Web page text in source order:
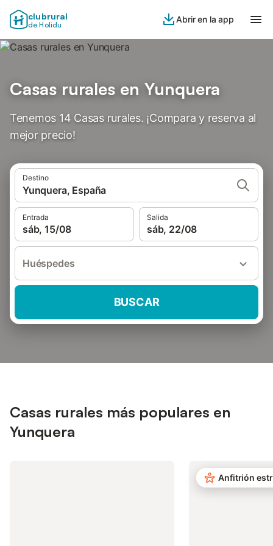
clubrural
de Holidu
Abrir en la app
Casas rurales en Yunquera
Tenemos 14 Casas rurales. ¡Compara y reserva al
mejor precio!
Destino
Yunquera, España
Entrada
sáb, 15/08
Salida
sáb, 22/08
Huéspedes
BUSCAR
Casas rurales más populares en
Yunquera
Anfitrión